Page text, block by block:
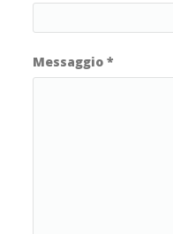
Messaggio *